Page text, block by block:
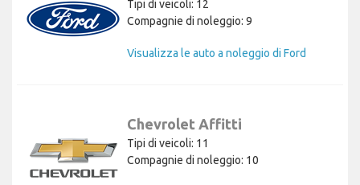
Tipi di veicoli: 12
Compagnie di noleggio: 9
Visualizza le auto a noleggio di Ford
Chevrolet Affitti
Tipi di veicoli: 11
Compagnie di noleggio: 10